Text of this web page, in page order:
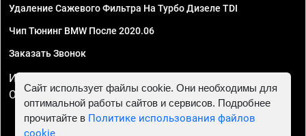
Удаление Сажевого Фильтра На Турбо Дизеле TDI
Чип Тюнинг BMW После 2020.06
Заказать Звонок
ИП Смирнов Георгий Павлович. ИНН 781302555843,
ОГРНИП 324470400032610
Сайт использует файлы cookie. Они необходимы для
оптимальной работы сайтов и сервисов. Подробнее
прочитайте в Политике использования файлов
cookie